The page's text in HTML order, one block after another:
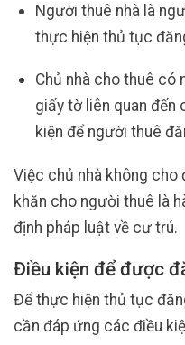
Người thuê nhà là
thực hiện thủ tục
Chủ nhà cho thuê có
giấy tờ liên quan đến
kiện để người thuê
Việc chủ nhà không
khăn cho người thuê là
định pháp luật về cư trú.
Điều kiện để được
Để thực hiện thủ tục
cần đáp ứng các điều